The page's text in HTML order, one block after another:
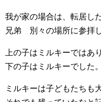
我が家の場合は、転居し
兄弟 別々の場所に参拝
上の子はミルキーではあ
下の子はミルキーでした。
ミルキーは子どもたちも